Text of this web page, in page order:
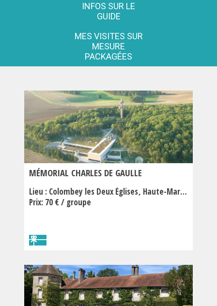
INFOS SUR LE
GUIDE
MES VISITES SUR
MESURE
PACKAGÉES
MÉMORIAL CHARLES DE GAULLE
Lieu : Colombey les Deux Églises Haute-Marne
Prix: 70 € / groupe